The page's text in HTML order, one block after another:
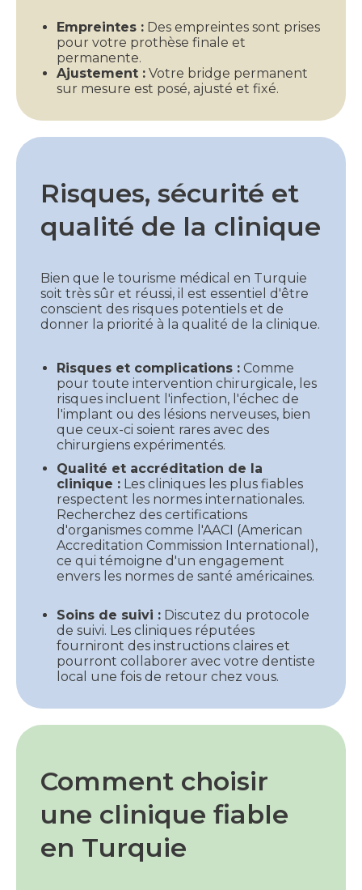
Empreintes : Des empreintes sont prises
pour votre prothèse finale et
permanente.
Ajustement : Votre bridge permanent
sur mesure est posé, ajusté et fixé.
Risques, sécurité et
qualité de la clinique
Bien que le tourisme médical en Turquie
soit très sûr et réussi, il est essentiel d'être
conscient des risques potentiels et de
donner la priorité à la qualité de la clinique.
Risques et complications : Comme
pour toute intervention chirurgicale, les
risques incluent l'infection, l'échec de
l'implant ou des lésions nerveuses, bien
que ceux-ci soient rares avec des
chirurgiens expérimentés.
Qualité et accréditation de la
clinique : Les cliniques les plus fiables
respectent les normes internationales.
Recherchez des certifications
d'organismes comme l'AACI (American
Accreditation Commission International),
ce qui témoigne d'un engagement
envers les normes de santé américaines.
Soins de suivi : Discutez du protocole
de suivi. Les cliniques réputées
fourniront des instructions claires et
pourront collaborer avec votre dentiste
local une fois de retour chez vous.
Comment choisir
une clinique fiable
en Turquie